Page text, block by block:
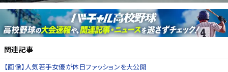
関連記事
【画像】人気若手女優が休日ファッションを大公開